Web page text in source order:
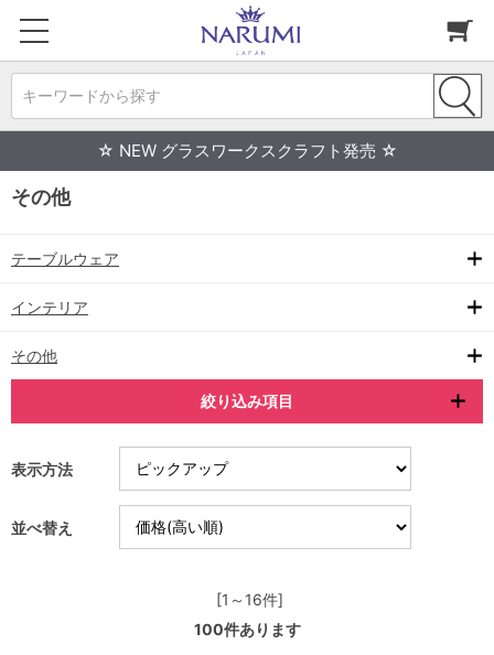
キーワードから探す
☆ NEW グラスワークスクラフト発売 ☆
その他
テーブルウェア
インテリア
その他
絞り込み項目
表示方法
並べ替え
[1～16件]
100件あります